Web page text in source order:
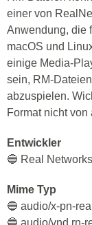
einer von
Anwendung, die
macOS und
einige Media-
sein, RM-
abzuspielen.
Format nicht
Entwickler
🔵 Real Networks
Mime Typ
🔵 audio/x-pn-
🔵 audio/vnd.rn-